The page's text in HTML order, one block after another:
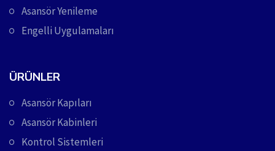
Asansör Yenileme
Engelli Uygulamaları
ÜRÜNLER
Asansör Kapıları
Asansör Kabinleri
Kontrol Sistemleri